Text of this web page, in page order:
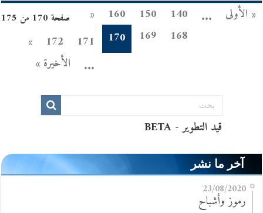
صفحة 170 من 175 « الأولى ...
140
150
160
«
168
169
170
171
172
»
...
الأخيرة »
آخر ما نشر
23/08/2020
رموز وأشباح